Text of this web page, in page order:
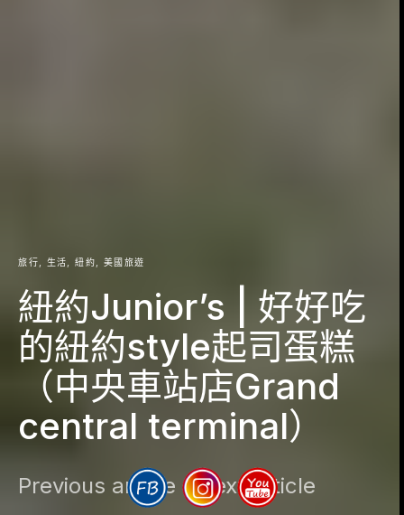
旅行 生活 紐約 美國旅遊
紐約Junior’s | 好好吃
的紐約style起司蛋糕
（中央車站店Grand
central terminal）
Previous article Next article